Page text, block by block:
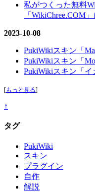
私がつくった無料
「WikiChree.COM
2023-10-08
PukiWikiスキン「
PukiWikiスキン「
PukiWikiスキン「イ
[もっと見る]
↑
タグ
PukiWiki
スキン
プラグイン
自作
解説